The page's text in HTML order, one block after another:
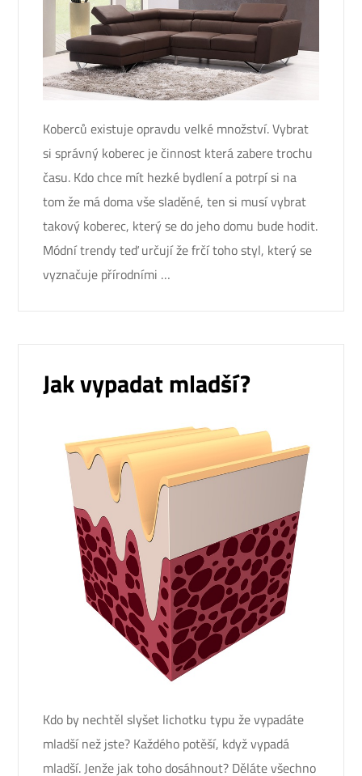
Koberců existuje opravdu velké množství. Vybrat
si správný koberec je činnost která zabere trochu
času. Kdo chce mít hezké bydlení a potrpí si na
tom že má doma vše sladěné, ten si musí vybrat
takový koberec, který se do jeho domu bude hodit.
Módní trendy teď určují že frčí toho styl, který se
vyznačuje přírodními …
Jak vypadat mladší?
Kdo by nechtěl slyšet lichotku typu že vypadáte
mladší než jste? Každého potěší, když vypadá
mladší. Jenže jak toho dosáhnout? Děláte všechno